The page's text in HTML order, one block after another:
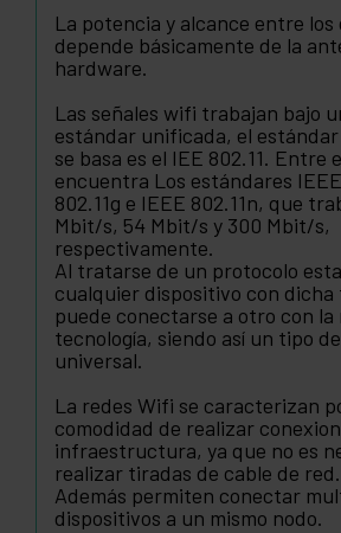
La potencia y alcance entre
depende básicamente de la
hardware.
Las señales wifi trabajan bajo
estándar unificada, el
se basa es el IEE 802.11. Entre
encuentra Los estándares
802.11g e IEEE 802.11n, que
Mbit/s, 54 Mbit/s y 300 Mbit/s,
respectivamente.
Al tratarse de un protocolo
cualquier dispositivo con dicha
puede conectarse a otro con la
tecnología, siendo así un tipo
universal.
La redes Wifi se caracterizan
comodidad de realizar
infraestructura, ya que no es
realizar tiradas de cable de red.
Además permiten conectar
dispositivos a un mismo nodo.